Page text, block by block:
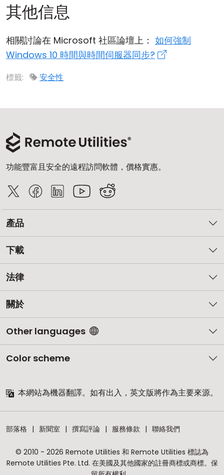
其他信息
相關討論在 Microsoft 社區論壇上： 如何強制
Windows 10 時間與時間伺服器同步?
標籤: 安全性
功能豐富且安全的遠程訪問軟體，價格實惠。
產品
下載
法律
關於
Other languages
Color scheme
本網站為機器翻譯。如有出入，英文版將作為主要來源。
部落格 新聞室 撰寫評論 服務條款 聯絡我們
© 2010 - 2026 Remote Utilities 和 Remote Utilities 標誌為
Remote Utilities Pte. Ltd. 在美國及其他國家的註冊商標或商標。保